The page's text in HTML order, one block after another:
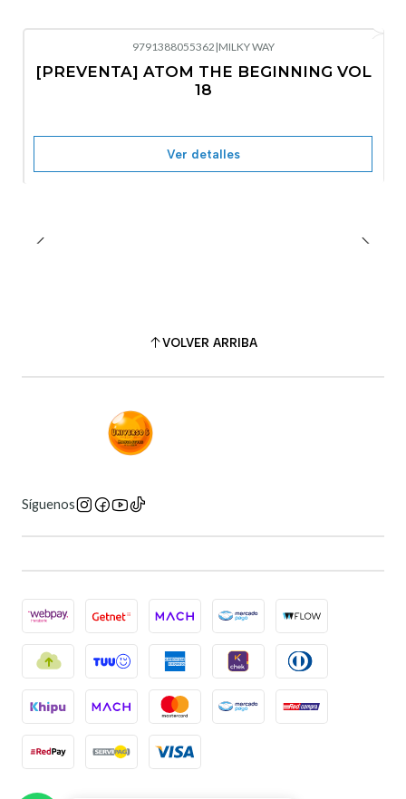
9791388055362 |MILKY WAY
[PREVENTA] ATOM THE BEGINNING VOL
18
Ver detalles
VOLVER ARRIBA
Síguenos